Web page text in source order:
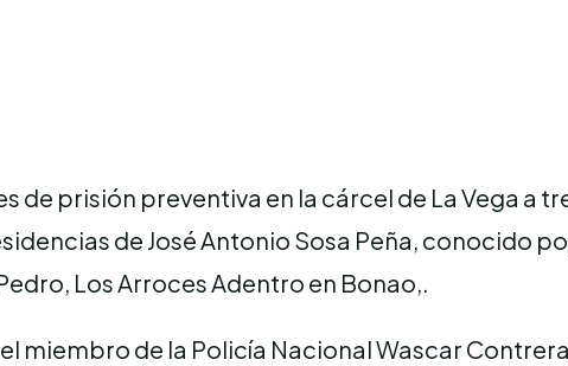
prisión preventiva en la cárcel de La Vega a
de José Antonio Sosa Peña, conocido
Los Arroces Adentro en Bonao,.
de la Policía Nacional Wascar